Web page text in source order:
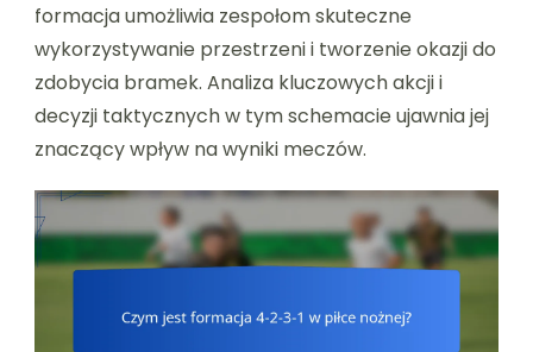
formacja umożliwia zespołom skuteczne
wykorzystywanie przestrzeni i tworzenie okazji do
zdobycia bramek. Analiza kluczowych akcji i
decyzji taktycznych w tym schemacie ujawnia jej
znaczący wpływ na wyniki meczów.